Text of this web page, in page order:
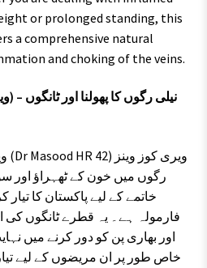
or prolonged standing, this
a comprehensive natural
and choking of the veins.
خاتمے کے لیے پاکستان کا
فارمولہ ہے۔ یہ قطرے ٹانگوں کی
اور بھاری پن کو دور کرنے میں
خاص طور پر ان مریضوں کے لیے